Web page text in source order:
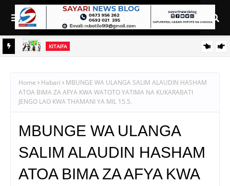
KITAIFA
Home Habari
MBUNGE WA ULANGA SALIM ALAUDIN HASHAM
ATOA BIMA ZA AFYA KWA WATOTO YATIMA NA KUKARABATI
JENGO LAO KWA THAMANI YA MIL 15.5.
MBUNGE WA ULANGA
SALIM ALAUDIN HASHAM
ATOA BIMA ZA AFYA KWA